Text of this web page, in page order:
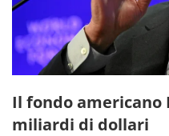
Il fondo americano
miliardi di dollari